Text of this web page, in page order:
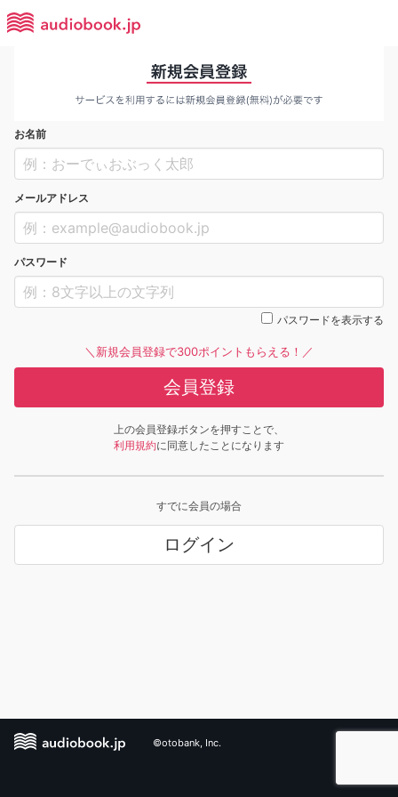
お名前
メールアドレス
パスワード
パスワードを表示する
＼新規会員登録で300ポイントもらえる！／
会員登録
上の会員登録ボタンを押すことで、
利用規約に同意したことになります
すでに会員の場合
ログイン
©otobank, Inc.